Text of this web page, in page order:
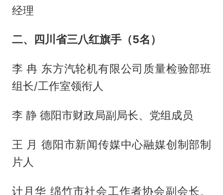
经理
二、四川省三八红旗手（5名）
李 冉 东方汽轮机有限公司质量检验部班
组长/工作室领衔人
李 静 德阳市财政局副局长、党组成员
王 月 德阳市新闻传媒中心融媒创制部制
片人
计月华 绵竹市社会工作者协会副会长、